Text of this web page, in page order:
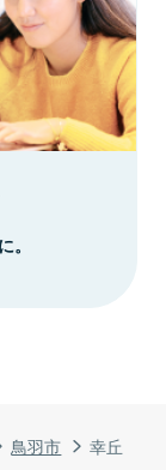
鳥羽市 幸丘
。